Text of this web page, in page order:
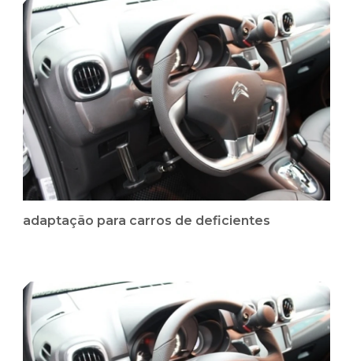
adaptação para carros de deficientes